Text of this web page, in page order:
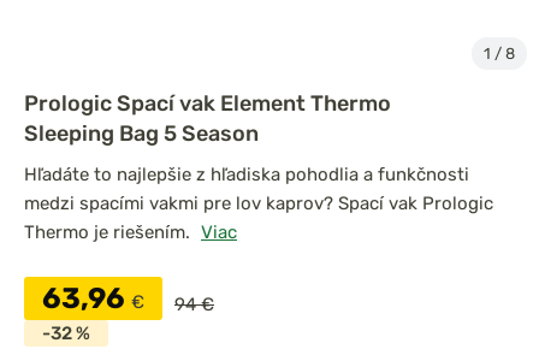
1 / 8
Prologic Spací vak Element Thermo
Sleeping Bag 5 Season
Hľadáte to najlepšie z hľadiska pohodlia a funkčnosti
medzi spacími vakmi pre lov kaprov? Spací vak Prologic
Thermo je riešením. Viac
63,96 €
94 €
-32 %